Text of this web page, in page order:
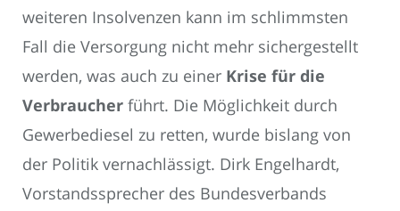
weiteren Insolvenzen kann im schlimmsten
Fall die Versorgung nicht mehr sichergestellt
werden, was auch zu einer Krise für die
Verbraucher führt. Die Möglichkeit durch
Gewerbediesel zu retten, wurde bislang von
der Politik vernachlässigt. Dirk Engelhardt,
Vorstandssprecher des Bundesverbands